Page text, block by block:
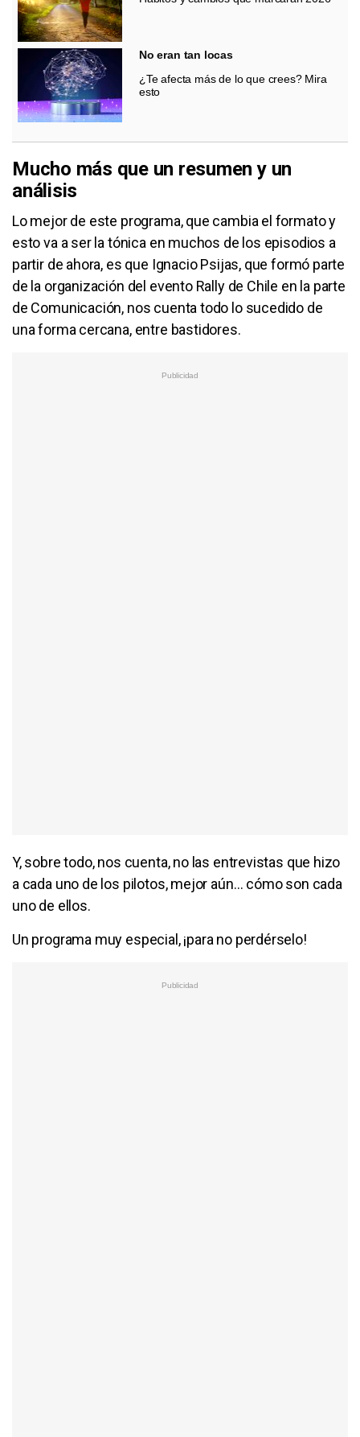
No eran tan locas
¿Te afecta más de lo que crees? Mira
esto
Mucho más que un resumen y un
análisis
Lo mejor de este programa, que cambia el formato y
esto va a ser la tónica en muchos de los episodios a
partir de ahora, es que Ignacio Psijas, que formó parte
de la organización del evento Rally de Chile en la parte
de Comunicación, nos cuenta todo lo sucedido de
una forma cercana, entre bastidores.
Y, sobre todo, nos cuenta, no las entrevistas que hizo
a cada uno de los pilotos, mejor aún… cómo son cada
uno de ellos.
Un programa muy especial, ¡para no perdérselo!